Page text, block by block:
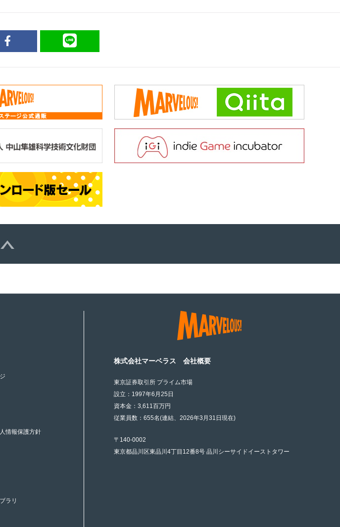
情報保護方針
ラリ
株式会社マーベラス 会社概要
東京証券取引所 プライム市場
設立：1997年6月25日
資本金：3,611百万円
従業員数：655名(連結、2026年3月31日現在)
〒140-0002
東京都品川区東品川4丁目12番8号 品川シーサイドイーストタワー